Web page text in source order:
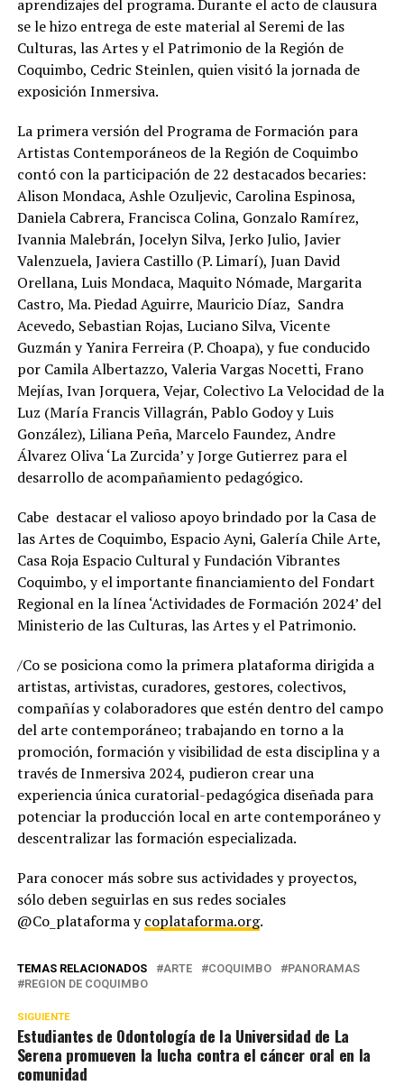
aprendizajes del programa. Durante el acto de clausura
se le hizo entrega de este material al Seremi de las
Culturas, las Artes y el Patrimonio de la Región de
Coquimbo, Cedric Steinlen, quien visitó la jornada de
exposición Inmersiva.
La primera versión del Programa de Formación para
Artistas Contemporáneos de la Región de Coquimbo
contó con la participación de 22 destacados becaries:
Alison Mondaca, Ashle Ozuljevic, Carolina Espinosa,
Daniela Cabrera, Francisca Colina, Gonzalo Ramírez,
Ivannia Malebrán, Jocelyn Silva, Jerko Julio, Javier
Valenzuela, Javiera Castillo (P. Limarí), Juan David
Orellana, Luis Mondaca, Maquito Nómade, Margarita
Castro, Ma. Piedad Aguirre, Mauricio Díaz, Sandra
Acevedo, Sebastian Rojas, Luciano Silva, Vicente
Guzmán y Yanira Ferreira (P. Choapa), y fue conducido
por Camila Albertazzo, Valeria Vargas Nocetti, Frano
Mejías, Ivan Jorquera, Vejar, Colectivo La Velocidad de la
Luz (María Francis Villagrán, Pablo Godoy y Luis
González), Liliana Peña, Marcelo Faundez, Andre
Álvarez Oliva ‘La Zurcida’ y Jorge Gutierrez para el
desarrollo de acompañamiento pedagógico.
Cabe destacar el valioso apoyo brindado por la Casa de
las Artes de Coquimbo, Espacio Ayni, Galería Chile Arte,
Casa Roja Espacio Cultural y Fundación Vibrantes
Coquimbo, y el importante financiamiento del Fondart
Regional en la línea ‘Actividades de Formación 2024’ del
Ministerio de las Culturas, las Artes y el Patrimonio.
/Co se posiciona como la primera plataforma dirigida a
artistas, artivistas, curadores, gestores, colectivos,
compañías y colaboradores que estén dentro del campo
del arte contemporáneo; trabajando en torno a la
promoción, formación y visibilidad de esta disciplina y a
través de Inmersiva 2024, pudieron crear una
experiencia única curatorial-pedagógica diseñada para
potenciar la producción local en arte contemporáneo y
descentralizar las formación especializada.
Para conocer más sobre sus actividades y proyectos,
sólo deben seguirlas en sus redes sociales
@Co_plataforma ycoplataforma.org.
TEMAS RELACIONADOS ARTE COQUIMBO
PANORAMAS
REGION DE COQUIMBO
SIGUIENTE
Estudiantes de Odontología de la Universidad de La
Serena promueven la lucha contra el cáncer oral en la
comunidad